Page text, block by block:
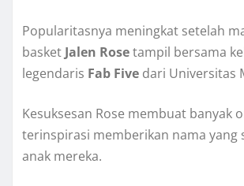
Popularitasnya meningkat setelah
basket Jalen Rosetampil bersama
legendaris Fab Five dari Universitas
Kesuksesan Rose membuat banyak
terinspirasi memberikan nama yang
anak mereka.